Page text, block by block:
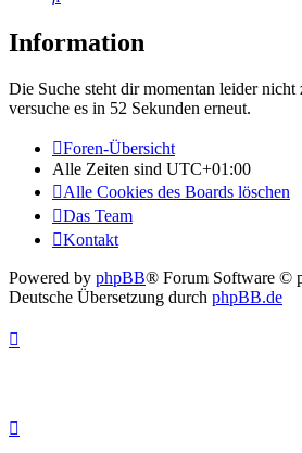
Information
Die Suche steht dir momentan leider
versuche es in 52 Sekunden erneut.
Foren-Übersicht
Alle Zeiten sind UTC+01:00
Alle Cookies des Boards löschen
Das Team
Kontakt
Powered by phpBB® Forum Software ©
Deutsche Übersetzung durch phpBB.de